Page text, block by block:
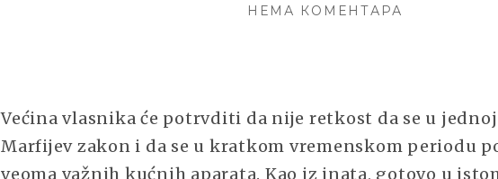
НЕМА КОМЕНТАРА
KUĆNE
APARATE?
Većina vlasnika će potrvditi da nije retkost da se u
Marfijev zakon i da se u kratkom vremenskom periodu
veoma važnih kućnih aparata. Kao iz inata, gotovo u